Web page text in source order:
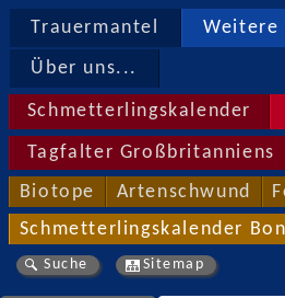
Trauermantel Weitere
Über uns...
Schmetterlingskalender
Tagfalter Großbritanniens
Biotope Artenschwund
Schmetterlingskalender
Suche Sitemap